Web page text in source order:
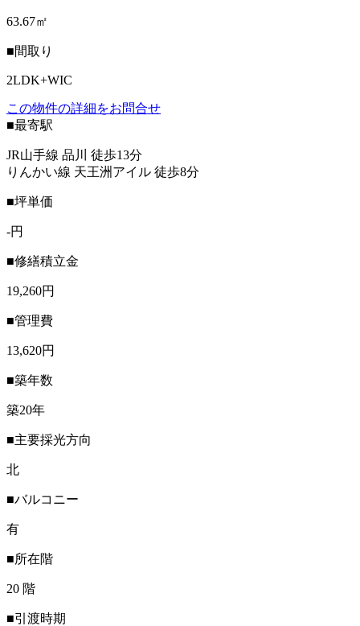
63.67㎡
■間取り
2LDK+WIC
この物件の詳細をお問合せ
■最寄駅
JR山手線 品川 徒歩13分
りんかい線 天王洲アイル 徒歩8分
■坪単価
-円
■修繕積立金
19,260円
■管理費
13,620円
■築年数
築20年
■主要採光方向
北
■バルコニー
有
■所在階
20 階
■引渡時期